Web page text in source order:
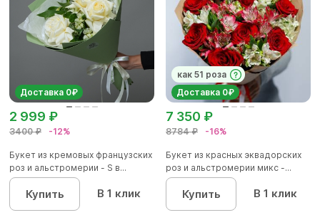
Доставка 0₽
3400 ₽ -12%
2 999 ₽
Букет из кремовых французских
роз и альстромерии - S в...
Купить В 1 клик
как 51 роза
Доставка 0₽
8784 ₽ -16%
7 350 ₽
Букет из красных эквадорских
роз и альстромерии микс -...
Купить В 1 клик